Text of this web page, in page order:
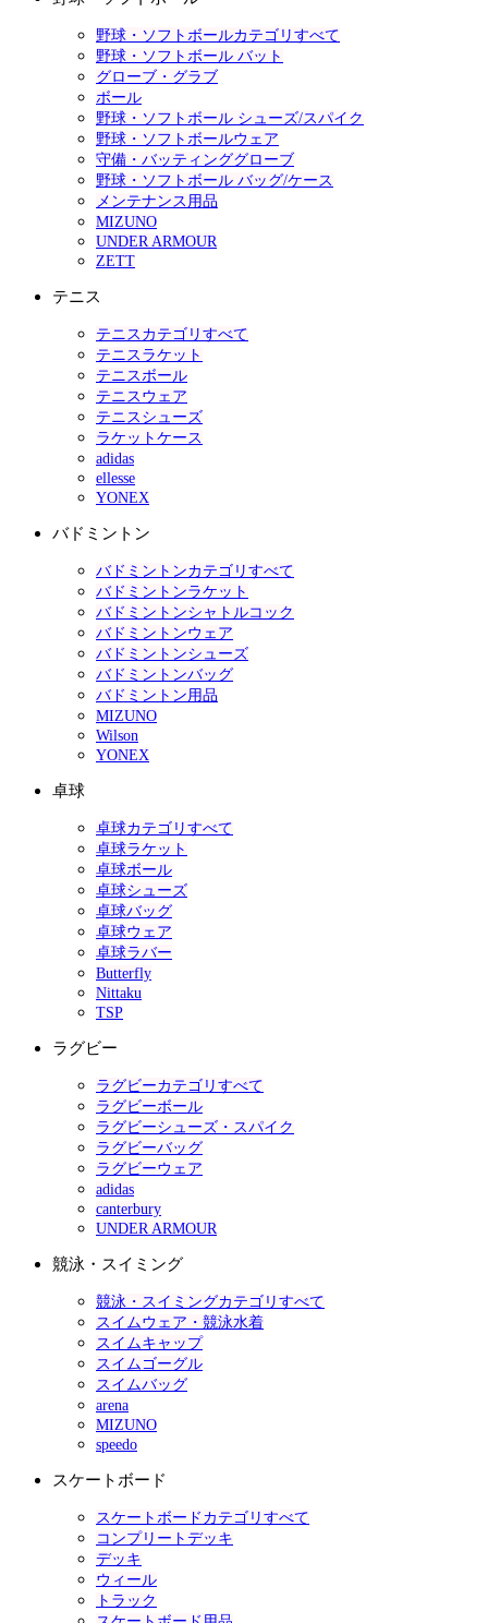
野球・ソフトボールカテゴリすべて
野球・ソフトボール バット
グローブ・グラブ
ボール
野球・ソフトボール シューズ/スパイク
野球・ソフトボールウェア
守備・バッティンググローブ
野球・ソフトボール バッグ/ケース
メンテナンス用品
MIZUNO
UNDER ARMOUR
ZETT
テニス
テニスカテゴリすべて
テニスラケット
テニスボール
テニスウェア
テニスシューズ
ラケットケース
adidas
ellesse
YONEX
バドミントン
バドミントンカテゴリすべて
バドミントンラケット
バドミントンシャトルコック
バドミントンウェア
バドミントンシューズ
バドミントンバッグ
バドミントン用品
MIZUNO
Wilson
YONEX
卓球
卓球カテゴリすべて
卓球ラケット
卓球ボール
卓球シューズ
卓球バッグ
卓球ウェア
卓球ラバー
Butterfly
Nittaku
TSP
ラグビー
ラグビーカテゴリすべて
ラグビーボール
ラグビーシューズ・スパイク
ラグビーバッグ
ラグビーウェア
adidas
canterbury
UNDER ARMOUR
競泳・スイミング
競泳・スイミングカテゴリすべて
スイムウェア・競泳水着
スイムキャップ
スイムゴーグル
スイムバッグ
arena
MIZUNO
speedo
スケートボード
スケートボードカテゴリすべて
コンプリートデッキ
デッキ
ウィール
トラック